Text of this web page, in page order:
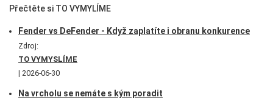
Přečtěte si TO VYMYLÍME
Fender vs DeFender - Když zaplatíte i obranu konkurence
Zdroj:
TO VYMYSLÍME
2026-06-30
Na vrcholu se nemáte s kým poradit